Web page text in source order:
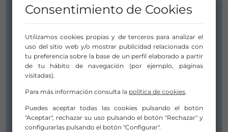
COMPAÑÍA
LED SILHOUETTE
Albistur Kalea, Nº6
31770 Lesaka
Navarra
Consentimiento de Cookies
Utilizamos cookies propias y de terceros para analizar el
uso del sitio web y/o mostrar publicidad relacionada con
tu preferencia sobre la base de un perfil elaborado a partir
de tu hábito de navegación (por ejemplo, páginas
visitadas).
Para más información consulta la política de cookies.
Puedes aceptar todas las cookies pulsando el botón
"Aceptar", rechazar su uso pulsando el botón "Rechazar" y
configurarlas pulsando el botón "Configurar".